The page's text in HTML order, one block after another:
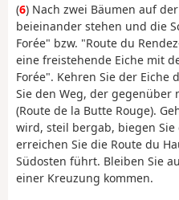
(6) Nach zwei Bäumen auf
beieinander stehen und die
Forée" bzw. "Route du
eine freistehende Eiche mit
Forée". Kehren Sie der Eiche
Sie den Weg, der gegenüber
(Route de la Butte Rouge).
wird, steil bergab, biegen
erreichen Sie die Route du
Südosten führt. Bleiben Sie
einer Kreuzung kommen.